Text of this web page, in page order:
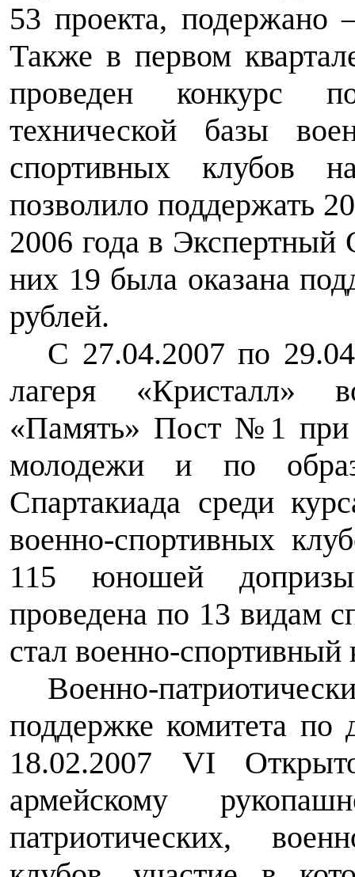
53 проекта, подержано
Также в первом
проведен конкурс
технической базы
спортивных клубов
позволило поддержать
2006 года в Экспертный
них 19 была оказана
рублей.
С 27.04.2007 по
лагеря «Кристалл»
«Память» Пост №1 при
молодежи и по
Спартакиада среди
военно-спортивных
115 юношей
проведена по 13 видам
стал военно-
Военно-
поддержке комитета
18.02.2007 VI
армейскому
патриотических,